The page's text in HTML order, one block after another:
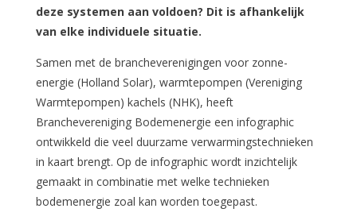
deze systemen aan voldoen? Dit is afhankelijk
van elke individuele situatie.
Samen met de brancheverenigingen voor zonne-
energie (Holland Solar), warmtepompen (Vereniging
Warmtepompen) kachels (NHK), heeft
Branchevereniging Bodemenergie een infographic
ontwikkeld die veel duurzame verwarmingstechnieken
in kaart brengt. Op de infographic wordt inzichtelijk
gemaakt in combinatie met welke technieken
bodemenergie zoal kan worden toegepast.